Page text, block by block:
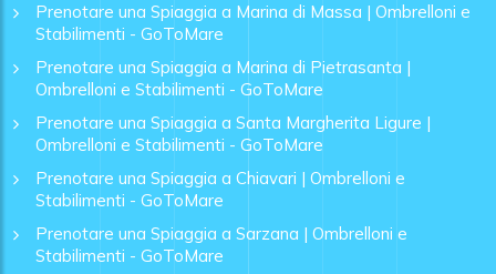
Prenotare una Spiaggia a Marina di Massa | Ombrelloni e
Stabilimenti - GoToMare
Prenotare una Spiaggia a Marina di Pietrasanta |
Ombrelloni e Stabilimenti - GoToMare
Prenotare una Spiaggia a Santa Margherita Ligure |
Ombrelloni e Stabilimenti - GoToMare
Prenotare una Spiaggia a Chiavari | Ombrelloni e
Stabilimenti - GoToMare
Prenotare una Spiaggia a Sarzana | Ombrelloni e
Stabilimenti - GoToMare